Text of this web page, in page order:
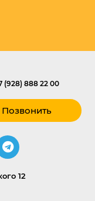
(928) 888 22 00
Позвонить
12